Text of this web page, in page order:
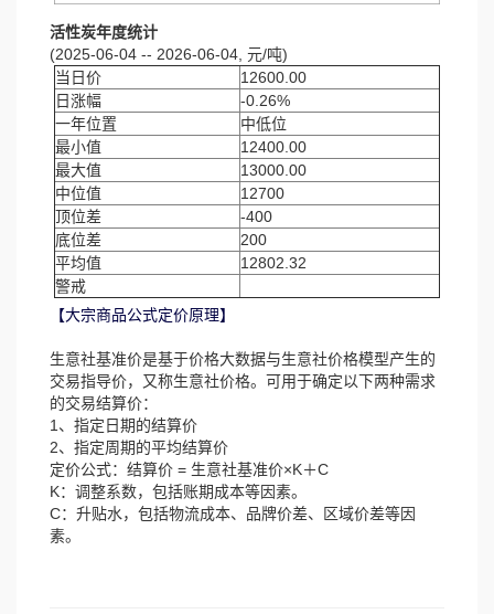
活性炭年度统计
(2025-06-04 -- 2026-06-04, 元/吨)
当日价
12600.00
日涨幅
-0.26%
一年位置
中低位
最小值
12400.00
最大值
13000.00
中位值
12700
顶位差
-400
底位差
200
平均值
12802.32
警戒
【大宗商品公式定价原理】
生意社基准价是基于价格大数据与生意社价格模型产生的
交易指导价，又称生意社价格。可用于确定以下两种需求
的交易结算价：
1、指定日期的结算价
2、指定周期的平均结算价
定价公式：结算价 = 生意社基准价×K＋C
K：调整系数，包括账期成本等因素。
C：升贴水，包括物流成本、品牌价差、区域价差等因
素。